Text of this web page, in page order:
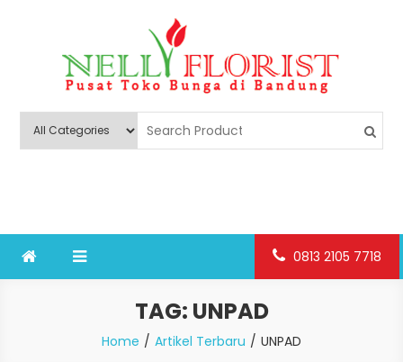
Nelly Florist Bandung
0813 2105 7718
TAG: UNPAD
Home Artikel Terbaru UNPAD